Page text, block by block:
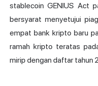
stablecoin GENIUS Act
bersyarat menyetujui
empat bank kripto baru
ramah kripto teratas
mirip dengan daftar tahun